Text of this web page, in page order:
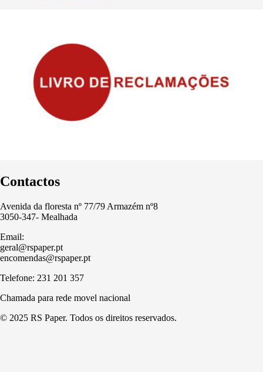
Contactos
Avenida da floresta nº 77/79 Armazém nº8
3050-347- Mealhada
Email:
geral@rspaper.pt
encomendas@rspaper.pt
Telefone: 231 201 357
Chamada para rede movel nacional
© 2025 RS Paper. Todos os direitos reservados.